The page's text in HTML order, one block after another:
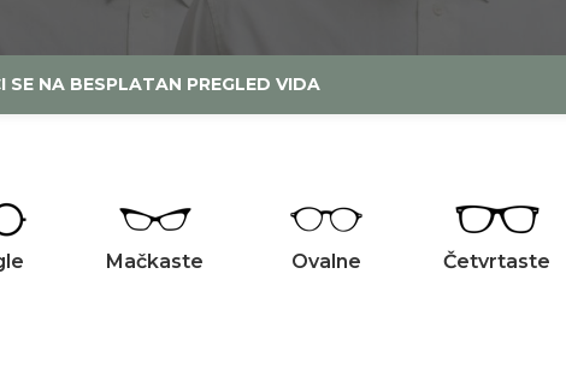
SE NA BESPLATAN PREGLED VIDA
Mačkaste Ovalne Četvrtaste